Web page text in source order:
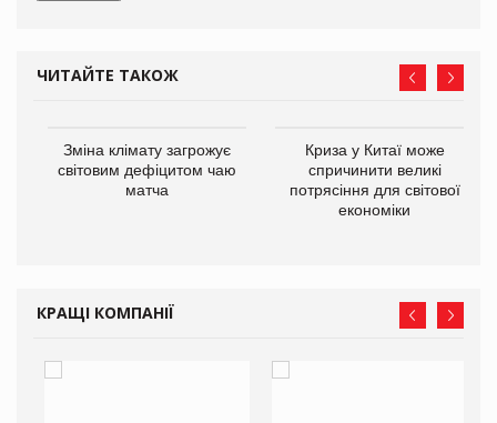
ЧИТАЙТЕ ТАКОЖ
Зміна клімату загрожує
світовим дефіцитом чаю
матча
Криза у Китаї може
спричинити великі
потрясіння для світової
економіки
КРАЩІ КОМПАНІЇ